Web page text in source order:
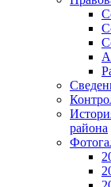
района